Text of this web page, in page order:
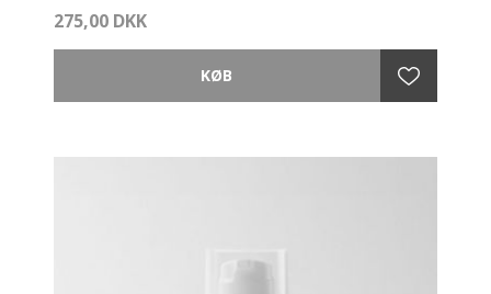
denne serum som en del af din morgen rutine og
Kan også anvendes af dig, som blot ønsker en rigtig
god fugtserum under din creme.
275,00 DKK